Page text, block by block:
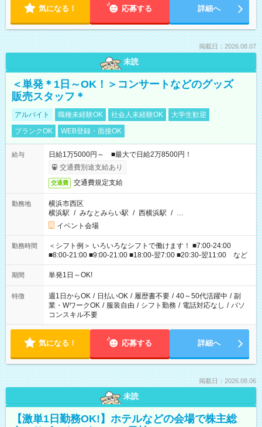
気になる！ 応募する 詳細へ
掲載日：2026.08.07
未読
＜単発＊1日～OK！＞コンサートなどのグッズ
販売スタッフ＊
アルバイト 職種未経験OK 社会人未経験OK
大学生歓迎
ブランクOK
WEB登録・面接OK
給与
日給1万5000円～ ■最大で日給2万8500円！
交通費別途支給あり
交通費 交通費規定支給
勤務地
横浜市西区
横浜駅 / みなとみらい駅 / 西横浜駅 / …
イベント会場
勤務時間
＜シフト例＞ いろいろなシフトで働けます！ ■7:00-24:00
■8:00-21:00 ■9:00-21:00 ■18:00-翌7:00 ■20:30-翌11:00 など
期間 単発1日～OK!
特徴 週1日からOK / 日払いOK / 履歴書不要 / 40～50代活躍中 / 副
業・WワークOK / 服装自由 / シフト勤務 / 電話対応なし / パソ
コンスキル不要
気になる！ 応募する 詳細へ
掲載日：2026.08.06
未読
【激単1日勤務OK!】ホテルなどの会場で株主総